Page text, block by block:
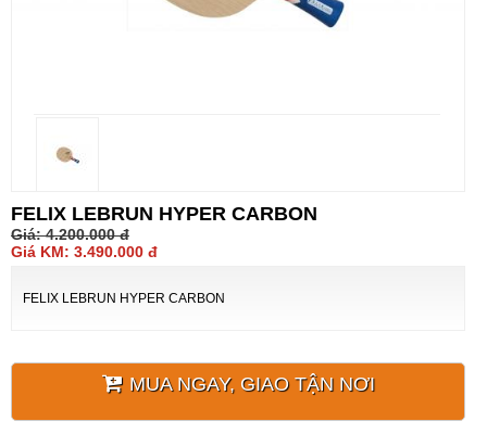
FELIX LEBRUN HYPER CARBON
Giá:4.200.000đ
Giá KM: 3.490.000 đ
FELIX LEBRUN HYPER CARBON
MUA NGAY, GIAO TẬN NƠI